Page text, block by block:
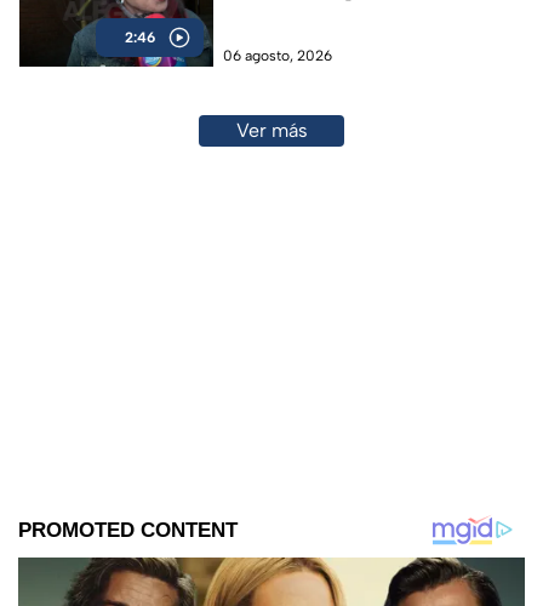
2:46
06 agosto, 2026
Ver más